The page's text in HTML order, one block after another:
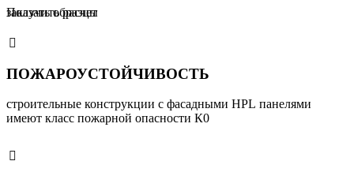
Получить расчет
заказать образцы
ПОЖАРОУСТОЙЧИВОСТЬ
строительные конструкции с фасадными HPL панелями
имеют класс пожарной опасности К0